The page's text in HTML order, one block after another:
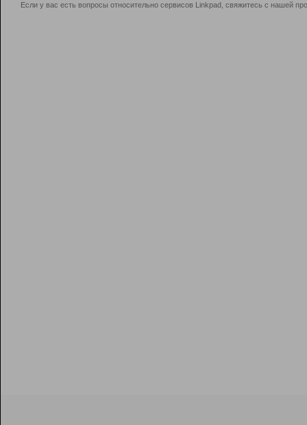
Если у вас есть вопросы относительно сервисов Linkpad, свяжитесь с нашей